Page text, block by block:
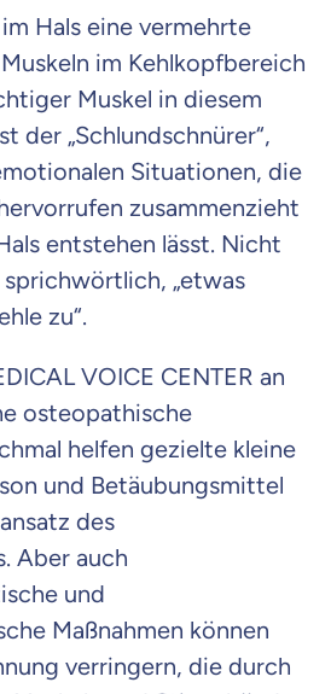
Hals eine vermehrte
im Kehlkopfbereich
Muskel in diesem
der „Schlundschnürer“,
Situationen, die
zusammenzieht
entstehen lässt. Nicht
„etwas
zu“.
VOICE CENTER an
osteopathische
helfen gezielte kleine
und Betäubungsmittel
des
Aber auch
und
Maßnahmen können
verringern, die durch